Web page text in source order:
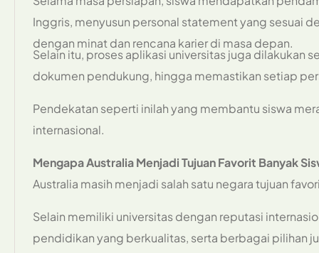
Inggris, menyusun personal statement yang sesuai
dengan minat dan rencana karier di masa depan.
Selain itu, proses aplikasi universitas juga dilakukan
dokumen pendukung, hingga memastikan setiap
Pendekatan seperti inilah yang membantu siswa
internasional.
Mengapa Australia Menjadi Tujuan Favorit Banyak
Australia masih menjadi salah satu negara tujuan
Selain memiliki universitas dengan reputasi
pendidikan yang berkualitas, serta berbagai pilihan